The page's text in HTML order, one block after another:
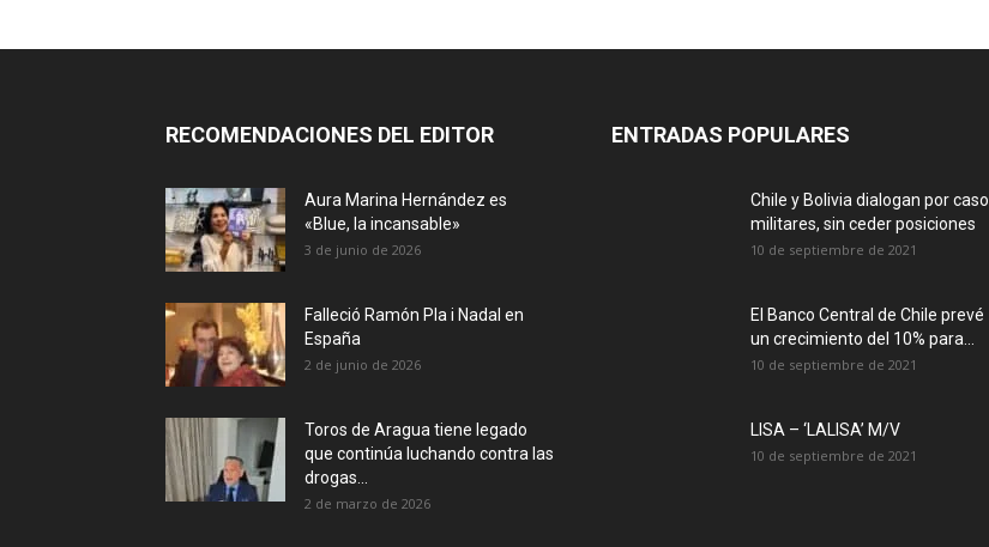
RECOMENDACIONES DEL EDITOR
Aura Marina Hernández es
«Blue, la incansable»
3 de junio de 2026
Falleció Ramón Pla i Nadal en
España
2 de junio de 2026
Toros de Aragua tiene legado
que continúa luchando contra las
drogas...
2 de marzo de 2026
ENTRADAS POPULARES
Chile y Bolivia dialogan por caso
militares, sin ceder posiciones
10 de septiembre de 2021
El Banco Central de Chile prevé
un crecimiento del 10% para...
10 de septiembre de 2021
LISA – ‘LALISA’ M/V
10 de septiembre de 2021